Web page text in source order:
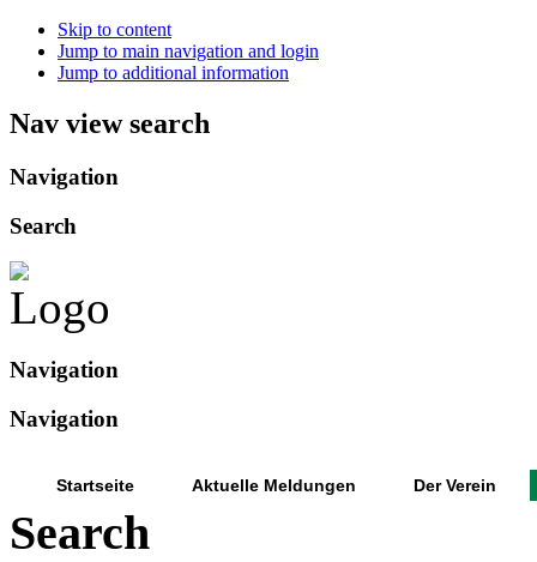
Skip to content
Jump to main navigation and login
Jump to additional information
Nav view search
Navigation
Search
Navigation
Navigation
Startseite Aktuelle Meldungen Der Verein
Search